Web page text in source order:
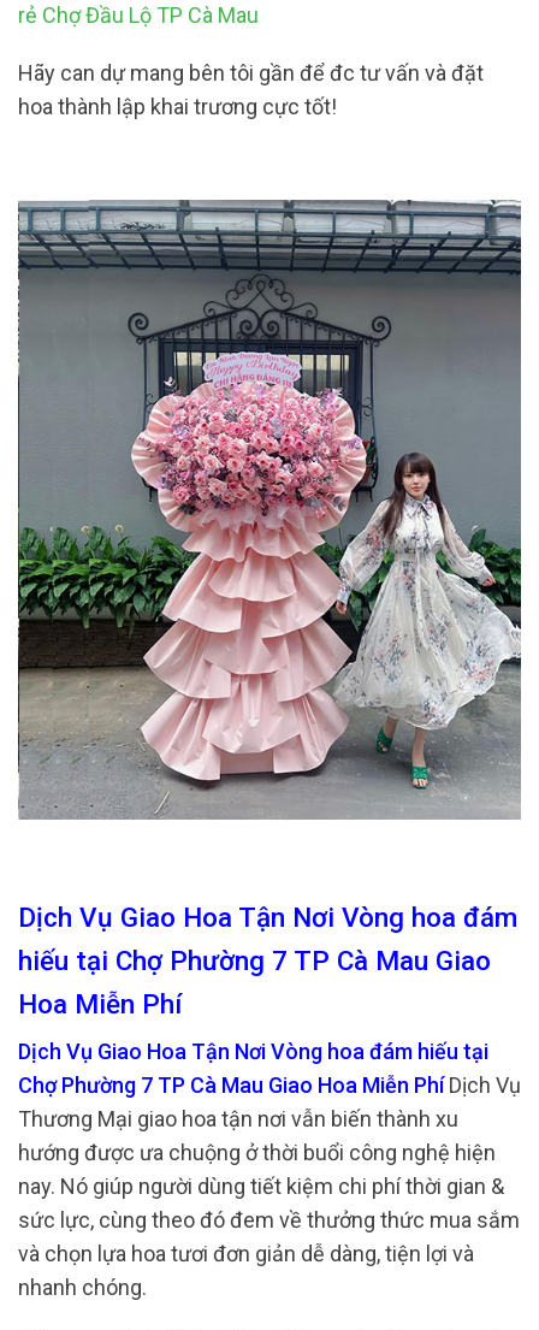
rẻ Chợ Đầu Lộ TP Cà Mau
Hãy can dự mang bên tôi gần để đc tư vấn và đặt
hoa thành lập khai trương cực tốt!
Dịch Vụ Giao Hoa Tận Nơi Vòng hoa đám
hiếu tại Chợ Phường 7 TP Cà Mau Giao
Hoa Miễn Phí
Dịch Vụ Giao Hoa Tận Nơi Vòng hoa đám hiếu tại
Chợ Phường 7 TP Cà Mau Giao Hoa Miễn PhíDịch Vụ
Thương Mại giao hoa tận nơi vẫn biến thành xu
hướng được ưa chuộng ở thời buổi công nghệ hiện
nay. Nó giúp người dùng tiết kiệm chi phí thời gian &
sức lực, cùng theo đó đem về thưởng thức mua sắm
và chọn lựa hoa tươi đơn giản dễ dàng, tiện lợi và
nhanh chóng.